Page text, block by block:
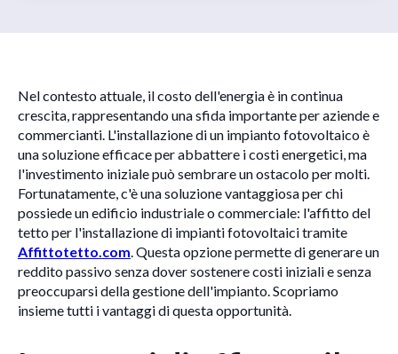
Nel contesto attuale, il costo dell'energia è in continua
crescita, rappresentando una sfida importante per aziende e
commercianti. L'installazione di un impianto fotovoltaico è
una soluzione efficace per abbattere i costi energetici, ma
l'investimento iniziale può sembrare un ostacolo per molti.
Fortunatamente, c'è una soluzione vantaggiosa per chi
possiede un edificio industriale o commerciale: l'affitto del
tetto per l'installazione di impianti fotovoltaici tramite
Affittotetto.com. Questa opzione permette di generare un
reddito passivo senza dover sostenere costi iniziali e senza
preoccuparsi della gestione dell'impianto. Scopriamo
insieme tutti i vantaggi di questa opportunità.